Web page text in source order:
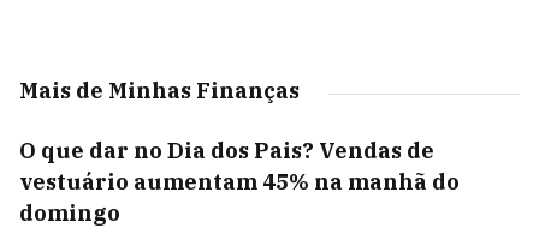
Mais de Minhas Finanças
O que dar no Dia dos Pais? Vendas de
vestuário aumentam 45% na manhã do
domingo